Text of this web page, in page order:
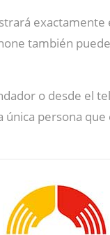
también
o desde el
única persona